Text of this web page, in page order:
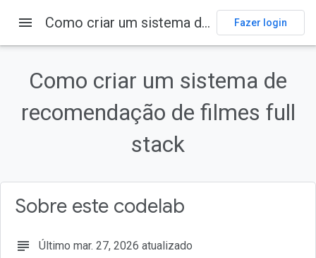
Codelabs
1. Antes de começar
Pré-requisitos
O que você vai aprender
O que é necessário
2. Configurar o ambiente de desenvolvimento do Flutter
menu Como criar um sistema de recomendação de filmes full stack Fazer login
Como criar um sistema de
recomendação de filmes full
stack
Sobre este codelab
subject Último mar. 27, 2026 atualizado